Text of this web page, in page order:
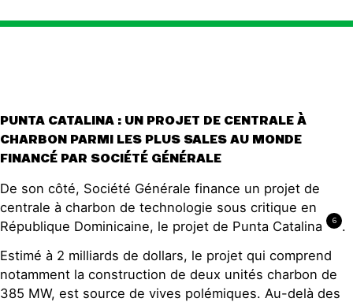
PUNTA CATALINA : UN PROJET DE CENTRALE À
CHARBON PARMI LES PLUS SALES AU MONDE
FINANCÉ PAR SOCIÉTÉ GÉNÉRALE
De son côté, Société Générale finance un projet de
centrale à charbon de technologie sous critique en
République Dominicaine, le projet de Punta Catalina
6
.
Estimé à 2 milliards de dollars, le projet qui comprend
notamment la construction de deux unités charbon de
385 MW, est source de vives polémiques. Au-delà des